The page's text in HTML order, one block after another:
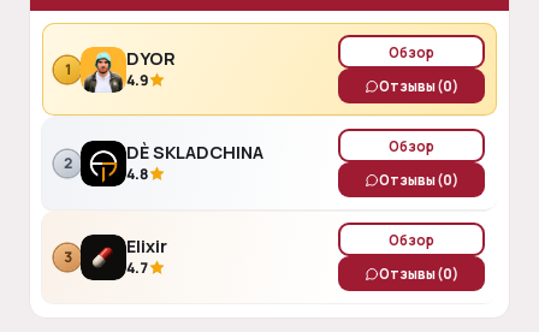
1 DYOR
4.9
Обзор
Отзывы(0)
2 DÈ SKLADCHINA
4.8
Обзор
Отзывы(0)
3 Elixir
4.7
Обзор
Отзывы(0)